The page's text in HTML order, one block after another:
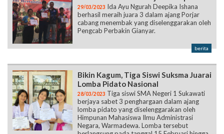
29/03/2023 Ida Ayu Ngurah Deepika Ishana
berhasil meraih juara 3 dalam ajang Porjar
cabang menembak yang diselenggarakan oleh
Pengcab Perbakin Gianyar.
berita
Bikin Kagum, Tiga Siswi Suksma Juarai
Lomba Pidato Nasional
28/03/2023 Tiga siswi SMA Negeri 1 Sukawati
berjaya sabet 3 penghargaan dalam ajang
lomba pidato yang diselenggarakan oleh
Himpunan Mahasiswa Ilmu Administrasi
Negara, Warmadewa. Lomba tersebut